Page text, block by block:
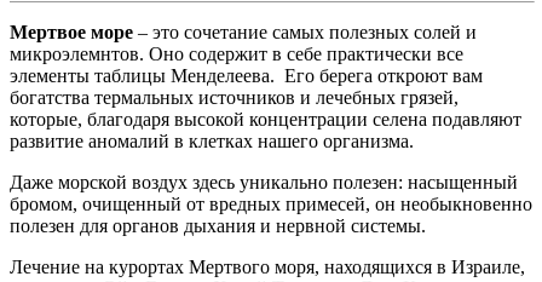
Мертвое море – это сочетание самых полезных солей и
микроэлемнтов. Оно содержит в себе практически все
элементы таблицы Менделеева. Его берега откроют вам
богатства термальных источников и лечебных грязей,
которые, благодаря высокой концентрации селена подавляют
развитие аномалий в клетках нашего организма.
Даже морской воздух здесь уникально полезен: насыщенный
бромом, очищенный от вредных примесей, он необыкновенно
полезен для органов дыхания и нервной системы.
Лечение на курортах Мертвого моря, находящихся в Израиле,